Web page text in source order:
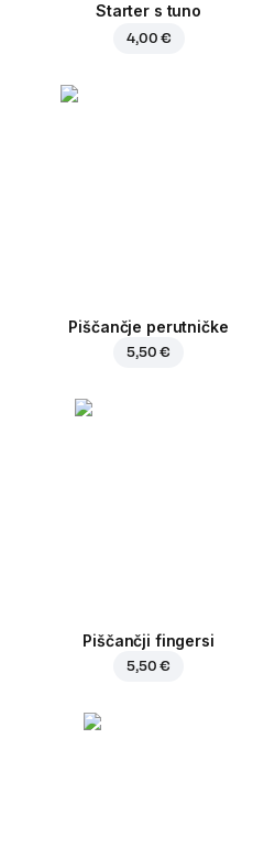
Starter s tuno
4,00 €
Piščančje perutničke
5,50 €
Piščančji fingersi
5,50 €